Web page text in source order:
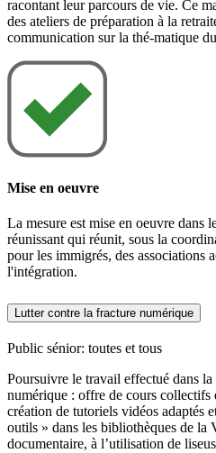
racontant leur parcours de vie. Ce
des ateliers de préparation à la
communication sur la thé-matique
Mise en oeuvre
La mesure est mise en oeuvre dans
réunissant qui réunit, sous la
pour les immigrés, des associations
l'intégration.
Lutter contre la fracture numérique
Public sénior: toutes et tous
Poursuivre le travail effectué dans
numérique : offre de cours collectifs
création de tutoriels vidéos adaptés
outils » dans les bibliothèques de la
documentaire, à l’utilisation de